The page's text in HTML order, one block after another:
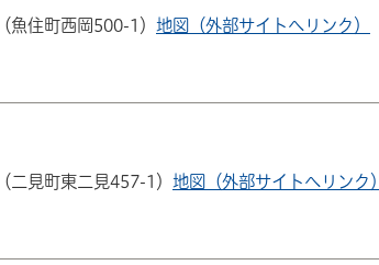
（魚住町西岡500-1） 地図（外部サイトへリンク）
（二見町東二見457-1） 地図（外部サイトへリンク）